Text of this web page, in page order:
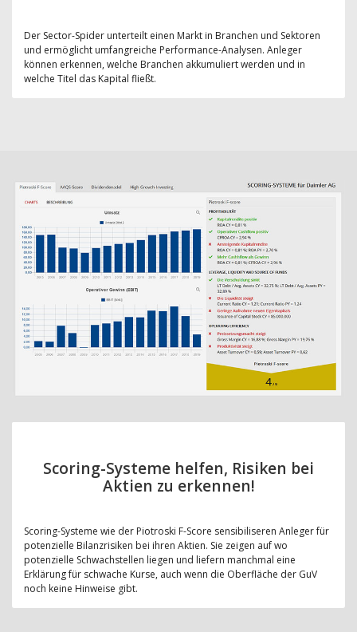
Der Sector-Spider unterteilt einen Markt in Branchen und Sektoren
und ermöglicht umfangreiche Performance-Analysen. Anleger
können erkennen, welche Branchen akkumuliert werden und in
welche Titel das Kapital fließt.
Scoring-Systeme helfen, Risiken bei
Aktien zu erkennen!
Scoring-Systeme wie der Piotroski F-Score sensibiliseren Anleger für
potenzielle Bilanzrisiken bei ihren Aktien. Sie zeigen auf wo
potenzielle Schwachstellen liegen und liefern manchmal eine
Erklärung für schwache Kurse, auch wenn die Oberfläche der GuV
noch keine Hinweise gibt.